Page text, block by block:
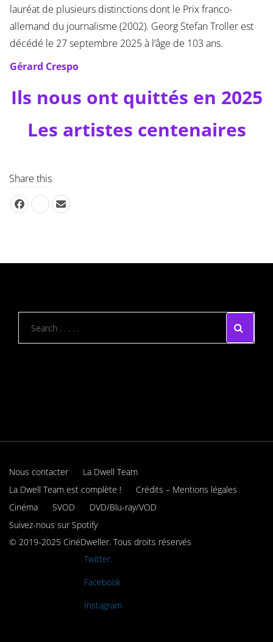
lauréat de plusieurs distinctions dont le Prix franco-
allemand du journalisme (2002). Georg Stefan Troller est
décédé le 27 septembre 2025 à l’âge de 103 ans.
Gérard Crespo
Ils nous ont quittés en 2025
Les artistes centenaires
Share this
Nous contacter
La Dwell Team
La Dwell Team est complète !
Crédits – Mentions légales
Cinéma
SVOD
DVD/Blu-ray/VOD
Suivez-nous sur Spotify
© 2019-2025 CinéDweller. Tous droits réservés
Twitter.
Facebook
Instagram